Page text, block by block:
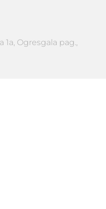
Ogresgala pag.,